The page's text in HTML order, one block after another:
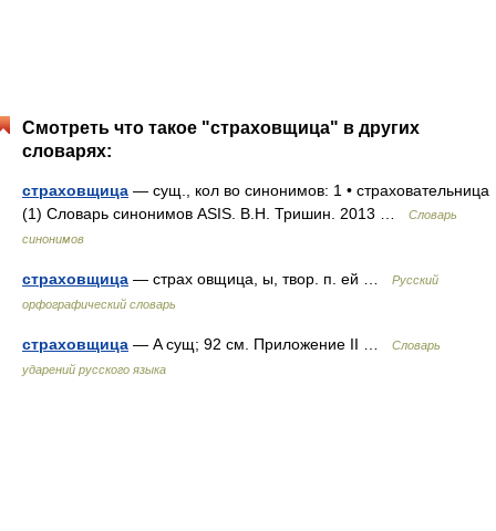
Смотреть что такое "страховщица" в других
словарях:
страховщица — сущ., кол во синонимов: 1 • страховательница
(1) Словарь синонимов ASIS. В.Н. Тришин. 2013 …
Словарь
синонимов
страховщица — страх овщица, ы, твор. п. ей …
Русский
орфографический словарь
страховщица — A сущ; 92 см. Приложение II …
Словарь
ударений русского языка